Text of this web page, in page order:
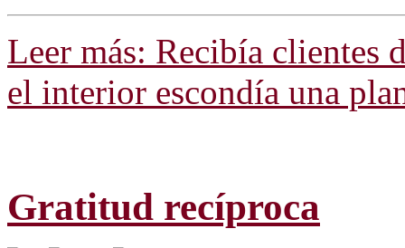
Leer más: Recibía clientes
el interior escondía una
Gratitud recíproca